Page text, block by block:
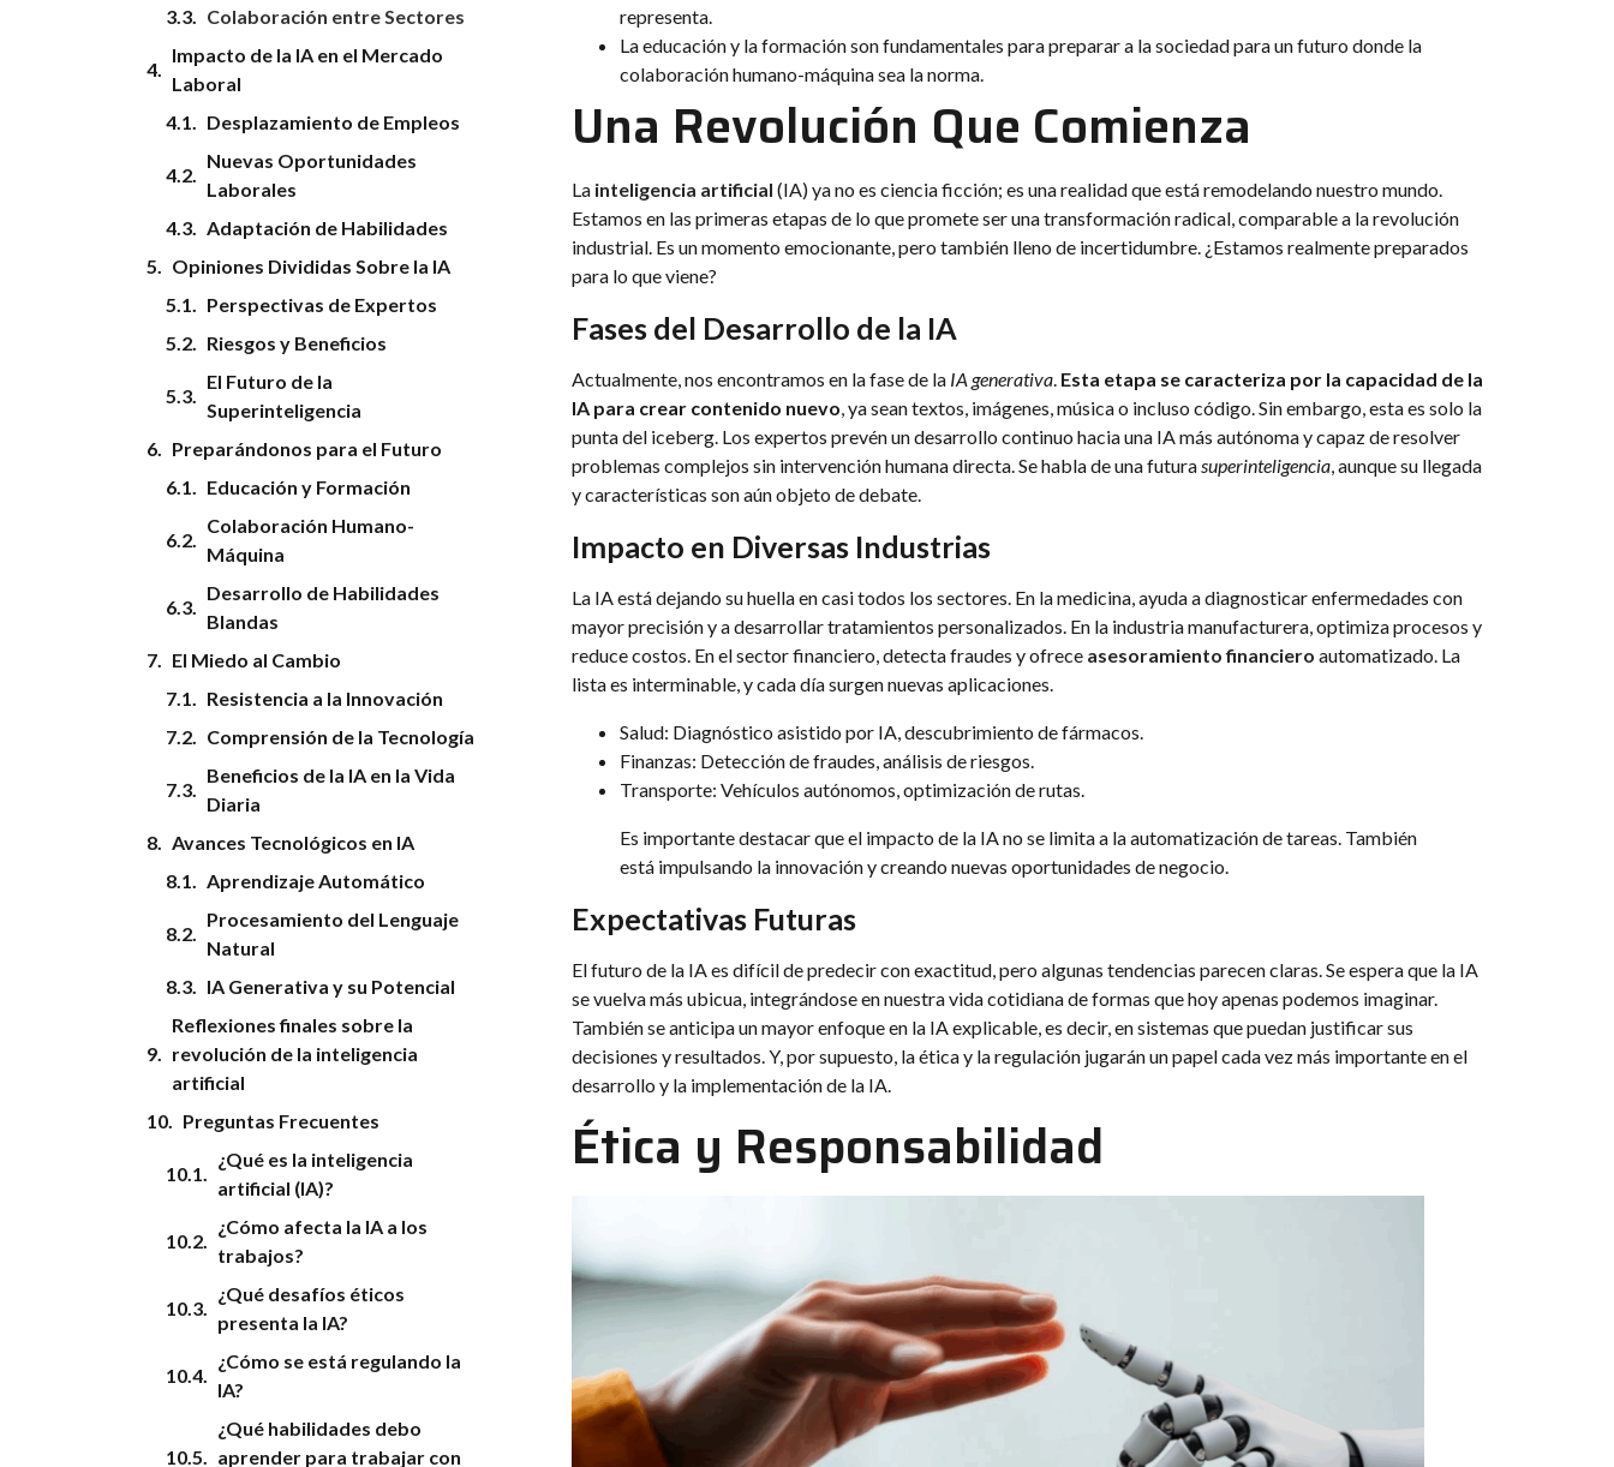
Colaboración entre Sectores
Impacto de la IA en el Mercado
Laboral
Desplazamiento de Empleos
Nuevas Oportunidades
Laborales
Adaptación de Habilidades
Opiniones Divididas Sobre la IA
Perspectivas de Expertos
Riesgos y Beneficios
El Futuro de la
Superinteligencia
Preparándonos para el Futuro
Educación y Formación
Colaboración Humano-
Máquina
Desarrollo de Habilidades
Blandas
El Miedo al Cambio
Resistencia a la Innovación
Comprensión de la Tecnología
Beneficios de la IA en la Vida
Diaria
Avances Tecnológicos en IA
Aprendizaje Automático
Procesamiento del Lenguaje
Natural
IA Generativa y su Potencial
Reflexiones finales sobre la
revolución de la inteligencia
artificial
Preguntas Frecuentes
¿Qué es la inteligencia
artificial (IA)?
¿Cómo afecta la IA a los
trabajos?
¿Qué desafíos éticos
presenta la IA?
¿Cómo se está regulando la
IA?
¿Qué habilidades debo
aprender para trabajar con
representa.
La educación y la formación son fundamentales para preparar a la sociedad para un futuro donde la
colaboración humano-máquina sea la norma.
Una Revolución Que Comienza
La inteligencia artificial (IA) ya no es ciencia ficción; es una realidad que está remodelando nuestro mundo.
Estamos en las primeras etapas de lo que promete ser una transformación radical, comparable a la revolución
industrial. Es un momento emocionante, pero también lleno de incertidumbre. ¿Estamos realmente preparados
para lo que viene?
Fases del Desarrollo de la IA
Actualmente, nos encontramos en la fase de la IA generativa. Esta etapa se caracteriza por la capacidad de la
IA para crear contenido nuevo, ya sean textos, imágenes, música o incluso código. Sin embargo, esta es solo la
punta del iceberg. Los expertos prevén un desarrollo continuo hacia una IA más autónoma y capaz de resolver
problemas complejos sin intervención humana directa. Se habla de una futurasuperinteligencia, aunque su llegada
y características son aún objeto de debate.
Impacto en Diversas Industrias
La IA está dejando su huella en casi todos los sectores. En la medicina, ayuda a diagnosticar enfermedades con
mayor precisión y a desarrollar tratamientos personalizados. En la industria manufacturera, optimiza procesos y
reduce costos. En el sector financiero, detecta fraudes y ofrece asesoramiento financiero automatizado. La
lista es interminable, y cada día surgen nuevas aplicaciones.
Salud: Diagnóstico asistido por IA, descubrimiento de fármacos.
Finanzas: Detección de fraudes, análisis de riesgos.
Transporte: Vehículos autónomos, optimización de rutas.
Es importante destacar que el impacto de la IA no se limita a la automatización de tareas. También
está impulsando la innovación y creando nuevas oportunidades de negocio.
Expectativas Futuras
El futuro de la IA es difícil de predecir con exactitud, pero algunas tendencias parecen claras. Se espera que la IA
se vuelva más ubicua, integrándose en nuestra vida cotidiana de formas que hoy apenas podemos imaginar.
También se anticipa un mayor enfoque en la IA explicable, es decir, en sistemas que puedan justificar sus
decisiones y resultados. Y, por supuesto, la ética y la regulación jugarán un papel cada vez más importante en el
desarrollo y la implementación de la IA.
Ética y Responsabilidad